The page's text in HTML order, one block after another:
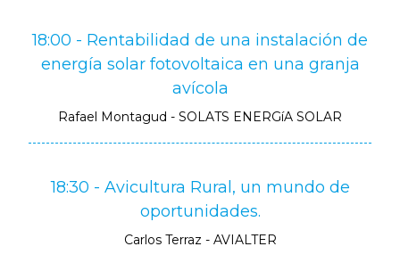
18:00 - Rentabilidad de una instalación de
energía solar fotovoltaica en una granja
avícola
Rafael Montagud - SOLATS ENERGíA SOLAR
18:30 - Avicultura Rural, un mundo de
oportunidades.
Carlos Terraz - AVIALTER